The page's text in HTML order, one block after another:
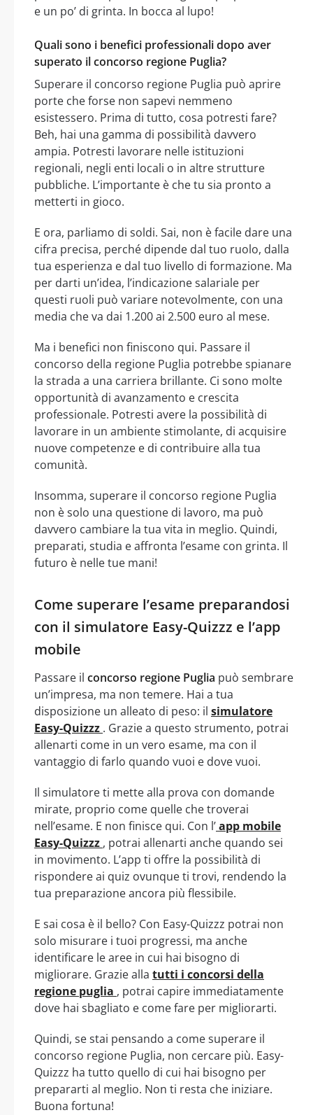
e un po’ di grinta. In bocca al lupo!
Quali sono i benefici professionali dopo aver
superato il concorso regione Puglia?
Superare il concorso regione Puglia può aprire
porte che forse non sapevi nemmeno
esistessero. Prima di tutto, cosa potresti fare?
Beh, hai una gamma di possibilità davvero
ampia. Potresti lavorare nelle istituzioni
regionali, negli enti locali o in altre strutture
pubbliche. L’importante è che tu sia pronto a
metterti in gioco.
E ora, parliamo di soldi. Sai, non è facile dare una
cifra precisa, perché dipende dal tuo ruolo, dalla
tua esperienza e dal tuo livello di formazione. Ma
per darti un’idea, l’indicazione salariale per
questi ruoli può variare notevolmente, con una
media che va dai 1.200 ai 2.500 euro al mese.
Ma i benefici non finiscono qui. Passare il
concorso della regione Puglia potrebbe spianare
la strada a una carriera brillante. Ci sono molte
opportunità di avanzamento e crescita
professionale. Potresti avere la possibilità di
lavorare in un ambiente stimolante, di acquisire
nuove competenze e di contribuire alla tua
comunità.
Insomma, superare il concorso regione Puglia
non è solo una questione di lavoro, ma può
davvero cambiare la tua vita in meglio. Quindi,
preparati, studia e affronta l’esame con grinta. Il
futuro è nelle tue mani!
Come superare l’esame preparandosi
con il simulatore Easy-Quizzz e l’app
mobile
Passare il concorso regione Puglia può sembrare
un’impresa, ma non temere. Hai a tua
disposizione un alleato di peso: il simulatore
Easy-Quizzz . Grazie a questo strumento, potrai
allenarti come in un vero esame, ma con il
vantaggio di farlo quando vuoi e dove vuoi.
Il simulatore ti mette alla prova con domande
mirate, proprio come quelle che troverai
nell’esame. E non finisce qui. Con l’app mobile
Easy-Quizzz , potrai allenarti anche quando sei
in movimento. L’app ti offre la possibilità di
rispondere ai quiz ovunque ti trovi, rendendo la
tua preparazione ancora più flessibile.
E sai cosa è il bello? Con Easy-Quizzz potrai non
solo misurare i tuoi progressi, ma anche
identificare le aree in cui hai bisogno di
migliorare. Grazie alla tutti i concorsi della
regione puglia , potrai capire immediatamente
dove hai sbagliato e come fare per migliorarti.
Quindi, se stai pensando a come superare il
concorso regione Puglia, non cercare più. Easy-
Quizzz ha tutto quello di cui hai bisogno per
prepararti al meglio. Non ti resta che iniziare.
Buona fortuna!